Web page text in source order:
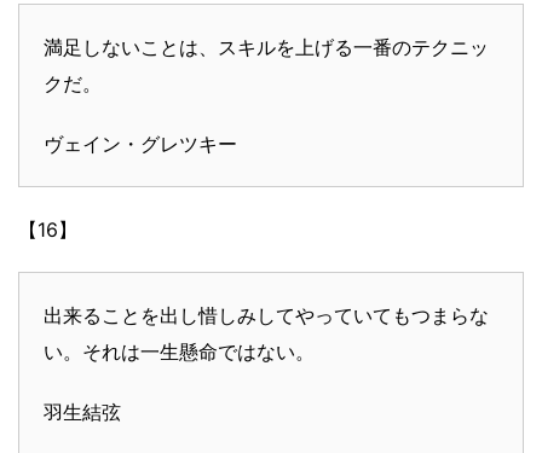
満足しないことは、スキルを上げる一番のテクニッ
クだ。
ヴェイン・グレツキー
【16】
出来ることを出し惜しみしてやっていてもつまらな
い。それは一生懸命ではない。
羽生結弦